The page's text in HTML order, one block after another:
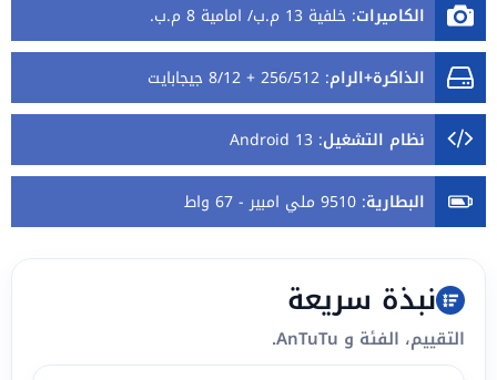
الكاميرات: خلفية 13 م.ب/ امامية 8 م.ب.
الذاكرة+الرام: 256/512 + 8/12 جيجابايت
نظام التشغيل:
Android 13
البطارية: 9510 ملي امبير - 67 واط
نبذة سريعة
التقييم، الفئة و AnTuTu.